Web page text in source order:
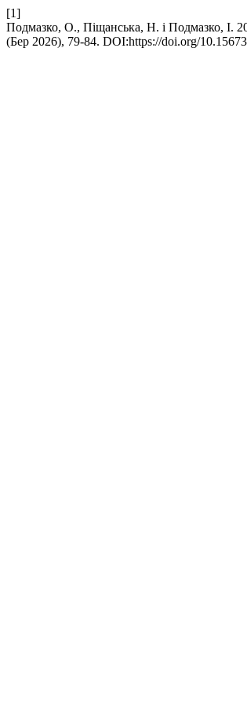
[1]
Подмазко, О., Піщанська, Н. і Подмазко, І.
(Бер 2026), 79-84. DOI:https://doi.org/